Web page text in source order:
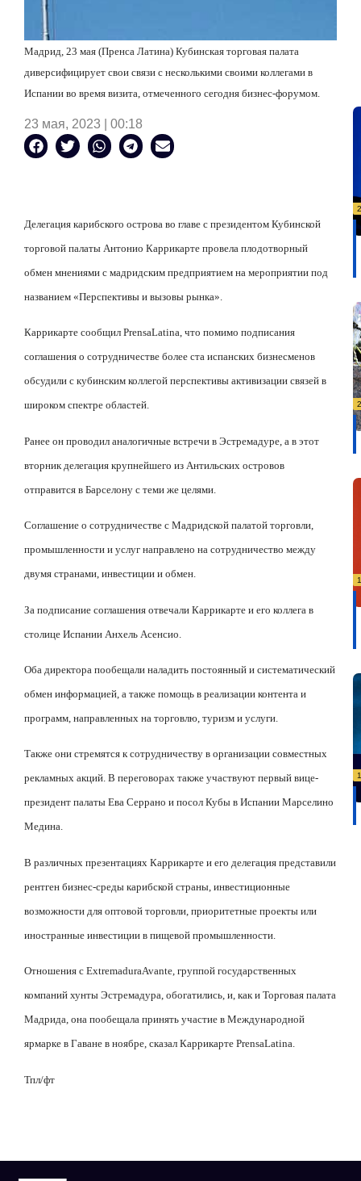
Мадрид, 23 мая (Пренса Латина) Кубинская торговая палата
диверсифицирует свои связи с несколькими своими коллегами в
Испании во время визита, отмеченного сегодня бизнес-форумом.
23 мая, 2023 | 00:18
Делегация карибского острова во главе с президентом Кубинской
торговой палаты Антонио Каррикарте провела плодотворный
обмен мнениями с мадридским предприятием на мероприятии под
названием «Перспективы и вызовы рынка».
Каррикарте сообщил PrensaLatina, что помимо подписания
соглашения о сотрудничестве более ста испанских бизнесменов
обсудили с кубинским коллегой перспективы активизации связей в
широком спектре областей.
Ранее он проводил аналогичные встречи в Эстремадуре, а в этот
вторник делегация крупнейшего из Антильских островов
отправится в Барселону с теми же целями.
Соглашение о сотрудничестве с Мадридской палатой торговли,
промышленности и услуг направлено на сотрудничество между
двумя странами, инвестиции и обмен.
За подписание соглашения отвечали Каррикарте и его коллега в
столице Испании Анхель Асенсио.
Оба директора пообещали наладить постоянный и систематический
обмен информацией, а также помощь в реализации контента и
программ, направленных на торговлю, туризм и услуги.
Также они стремятся к сотрудничеству в организации совместных
рекламных акций. В переговорах также участвуют первый вице-
президент палаты Ева Серрано и посол Кубы в Испании Марселино
Медина.
В различных презентациях Каррикарте и его делегация представили
рентген бизнес-среды карибской страны, инвестиционные
возможности для оптовой торговли, приоритетные проекты или
иностранные инвестиции в пищевой промышленности.
Отношения с ExtremaduraAvante, группой государственных
компаний хунты Эстремадура, обогатились, и, как и Торговая палата
Мадрида, она пообещала принять участие в Международной
ярмарке в Гаване в ноябре, сказал Каррикарте PrensaLatina.
Тпл/фт